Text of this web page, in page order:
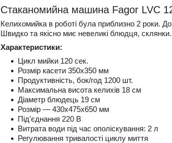
Стаканомийна машина Fagor LVC
Келихомийка в роботі була приблизно 2 роки.
Швидко та якісно миє невеликі блюдця, склянки.
Характеристики:
Цикл мийки 120 сек.
Розмір касети 350х350 мм
Продуктивність, бок/год 1200 шт.
Максимальна висота келихів 18 см
Діаметр блюдець 19 см
Розмір — 430х475х650 мм
Під'єднання 220 В
Витрата води під час ополіскування: 2 л
Регулювання тривалості циклу миття